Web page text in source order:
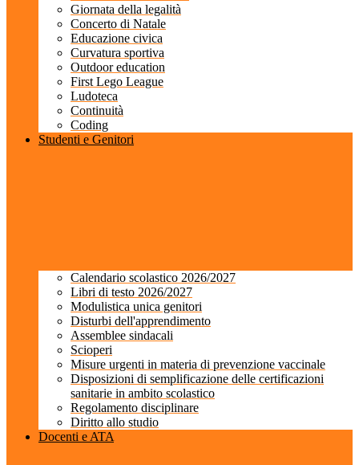
Giornata della legalità
Concerto di Natale
Educazione civica
Curvatura sportiva
Outdoor education
First Lego League
Ludoteca
Continuità
Coding
Studenti e Genitori
Calendario scolastico 2026/2027
Libri di testo 2026/2027
Modulistica unica genitori
Disturbi dell'apprendimento
Assemblee sindacali
Scioperi
Misure urgenti in materia di prevenzione vaccinale
Disposizioni di semplificazione delle certificazioni
sanitarie in ambito scolastico
Regolamento disciplinare
Diritto allo studio
Docenti e ATA